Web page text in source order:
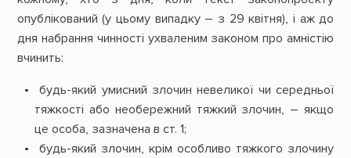
опублікований (у цьому випадку – з 29 квітня), і аж до
дня набрання чинності ухваленим законом про амністію
вчинить:
будь-який умисний злочин невеликої чи середньої
тяжкості або необережний тяжкий злочин, – якщо
це особа, зазначена в ст. 1;
будь-який злочин, крім особливо тяжкого злочину